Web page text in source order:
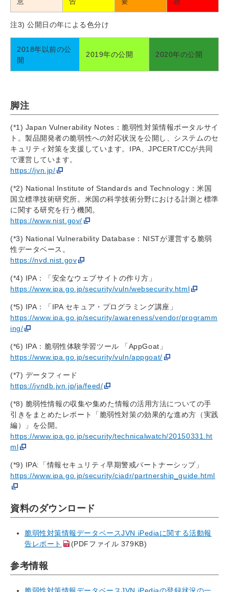
注3) 公開日の年による色分け
2018年以前の公
開
2019年の公開 2020年の公開
脚注
(*1) Japan Vulnerability Notes：脆弱性対策情報ポータルサイ
ト。製品開発者の脆弱性への対応状況を公開し、システムのセ
キュリティ対策を支援しています。IPA、JPCERT/CCが共同
で運営しています。
https://jvn.jp/
(*2) National Institute of Standards and Technology：米国
国立標準技術研究所。米国の科学技術分野における計測と標準
に関する研究を行う機関。
https://www.nist.gov/
(*3) National Vulnerability Database：NISTが運営する脆弱
性データベース。
https://nvd.nist.gov
(*4) IPA：「安全なウェブサイトの作り方」
https://www.ipa.go.jp/security/vuln/websecurity.html
(*5) IPA：「IPA セキュア・プログラミング講座」
https://www.ipa.go.jp/security/awareness/vendor/programm
ing/
(*6) IPA：脆弱性体験学習ツール 「AppGoat」
https://www.ipa.go.jp/security/vuln/appgoat/
(*7) データフィード
https://jvndb.jvn.jp/ja/feed/
(*8) 脆弱性情報の収集や集めた情報の活用方法についての手
引きをまとめたレポート「脆弱性対策の効果的な進め方（実践
編）」を公開。
https://www.ipa.go.jp/security/technicalwatch/20150331.ht
ml
(*9) IPA:「情報セキュリティ早期警戒パートナーシップ」
https://www.ipa.go.jp/security/ciadr/partnership_guide.html
資料のダウンロード
脆弱性対策情報データベースJVN iPediaに関する活動報
告レポート
(PDFファイル 379KB)
参考情報